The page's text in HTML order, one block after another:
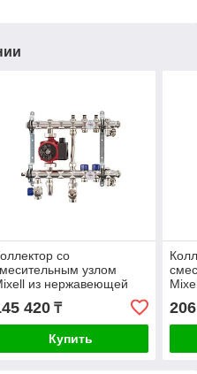
со
узлом
из нержавеющей
стали, 2 контура
420₸
Купить